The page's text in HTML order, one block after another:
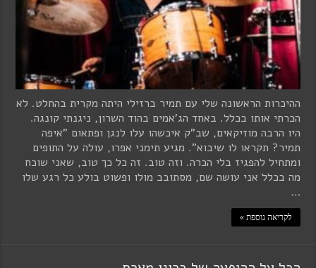
ההיכרות הראשונה שלי עם תמיר ברזילי היתה מקרית בהחלט. לא
הכרתי אותו בכלל. באחד הג'אמים בהוד השרון, ניגנתי קונגה.
היו הרבה מוזיקאים, שב"ק איכשהו עלו לנגן ופתאום "איפה
תמיר? תקראו לו שיבוא". מגיע תימני אפרו, עולה על התופים
ומתחיל להפגיז בלי הכרה. וזה טוב. זה כל כך טוב, שאני שוכח
מה בכלל אני עושה שם, מסתובב מולו ופשוט בולע כל רגע שלו
…
לקריאה נוספת »